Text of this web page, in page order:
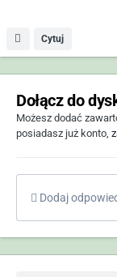
Cytuj
Dołącz do
Możesz dodać
posiadasz już konto,
Dodaj